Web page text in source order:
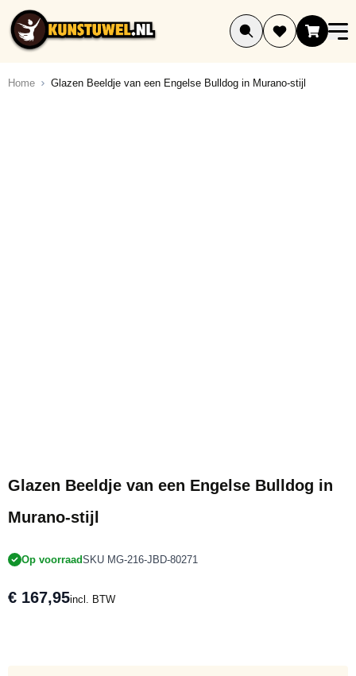
Ga naar de inhoud
Home Glazen Beeldje van een Engelse Bulldog in Murano-stijl
Glazen Beeldje van een Engelse Bulldog in
Murano-stijl
Op voorraadSKU MG-216-JBD-80271
€ 167,95incl. BTW